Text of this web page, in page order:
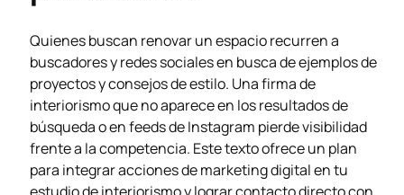
Quienes buscan renovar un espacio recurren a
buscadores y redes sociales en busca de ejemplos de
proyectos y consejos de estilo. Una firma de
interiorismo que no aparece en los resultados de
búsqueda o en feeds de Instagram pierde visibilidad
frente a la competencia. Este texto ofrece un plan
para integrar acciones de marketing digital en tu